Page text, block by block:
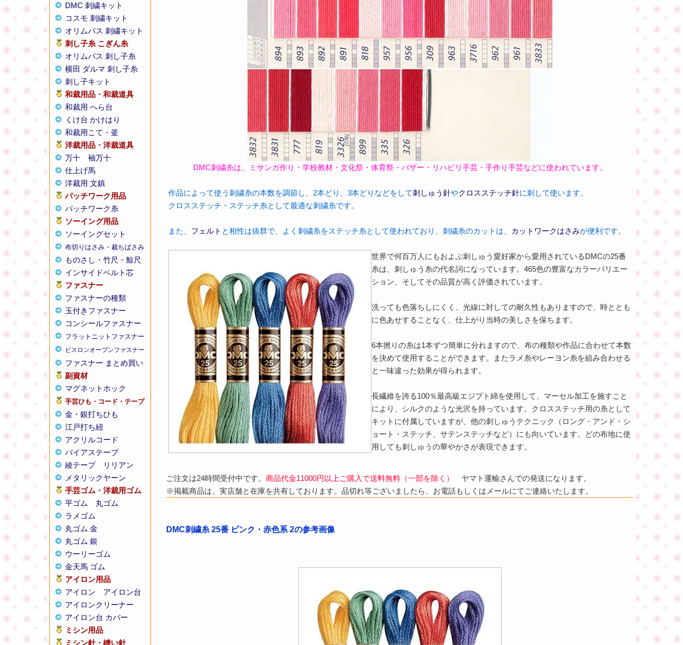
DMC 刺繍キット
コスモ 刺繍キット
オリムパス 刺繍キット
刺し子糸 こぎん糸
オリムパス 刺し子糸
横田 ダルマ 刺し子糸
刺し子キット
和裁用品・和裁道具
和裁用 へら台
くけ台 かけはり
和裁用こて・釜
洋裁用品・洋裁道具
万十
袖万十
仕上げ馬
洋裁用 文鎮
パッチワーク用品
パッチワーク糸
ソーイング用品
ソーイングセット
布切りはさみ・裁ちばさみ
ものさし・竹尺・鯨尺
インサイドベルト芯
ファスナー
ファスナーの種類
玉付きファスナー
コンシールファスナー
フラットニットファスナー
ビスロンオープンファスナー
ファスナー まとめ買い
副資材
マグネットホック
手芸ひも・コード・テープ
金・銀打ちひも
江戸打ち紐
アクリルコード
バイアステープ
綾テープ
リリアン
メタリックヤーン
手芸ゴム・洋裁用ゴム
平ゴム
丸ゴム
ラメゴム
丸ゴム 金
丸ゴム 銀
ウーリーゴム
金天馬 ゴム
アイロン用品
アイロン
アイロン台
アイロンクリーナー
アイロン台 カバー
ミシン用品
ミシン針・縫い針
DMC刺繍糸は、ミサンガ作り・学校教材・文化祭・体育祭・バザー・リハビリ手芸・手作り手芸などに使われています。
作品によって使う刺繍糸の本数を調節し、2本どり、3本どりなどをして刺しゅう針やクロスステッチ針に刺して使います。
クロスステッチ・ステッチ糸として最適な刺繍糸です。
また、 フェルト と相性は抜群で、よく刺繍糸をステッチ糸として使われており、刺繍糸のカットは、 カットワークはさみが便利です。
世界で何百万人にもおよぶ刺しゅう愛好家から愛用されているDMCの25番
糸は、刺しゅう糸の代名詞になっています。465色の豊富なカラーバリエー
ション、そしてその品質が高く評価されています。
洗っても色落ちしにくく、光線に対しての耐久性もありますので、時ととも
に色あせすることなく、仕上がり当時の美しさを保ちます。
6本撚りの糸は1本ずつ簡単に分れますので、布の種類や作品に合わせて本数
を決めて使用することができます。またラメ糸やレーヨン糸を組み合わせる
と一味違った効果が得られます。
長繊維を誇る100％最高級エジプト綿を使用して、マーセル加工を施すこと
により、シルクのような光沢を持っています。クロスステッチ用の糸として
キットに付属していますが、他の刺しゅうテクニック（ロング・アンド・シ
ョート・ステッチ、サテンステッチなど）にも向いています。どの布地に使
用しても刺しゅうの華やかさが表現できます。
ご注文は24時間受付中です。 商品代金11000円以上ご購入で送料無料（一部を除く）
ヤマト運輸さんでの発送になります。
※掲載商品は、実店舗と在庫を共有しております。品切れ等ございましたら、お電話もしくはメールにてご連絡いたします。
DMC刺繍糸 25番 ピンク・赤色系 2の参考画像